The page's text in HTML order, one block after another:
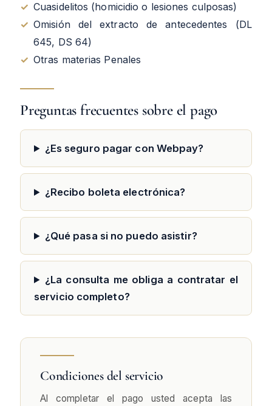
✓ Cuasidelitos (homicidio o lesiones culposas)
✓ Omisión del extracto de antecedentes (DL
645, DS 64)
✓ Otras materias Penales
Preguntas frecuentes sobre el pago
¿Es seguro pagar con Webpay?
¿Recibo boleta electrónica?
¿Qué pasa si no puedo asistir?
¿La consulta me obliga a contratar el
servicio completo?
Condiciones del servicio
Al completar el pago usted acepta las